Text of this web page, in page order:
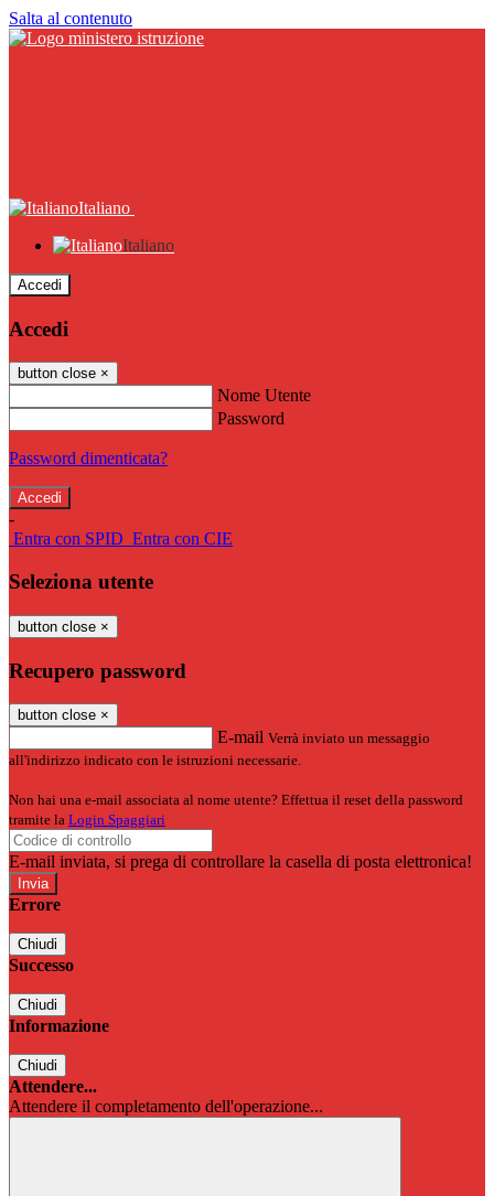
Salta al contenuto
Italiano
Italiano
Accedi
Accedi
button close ×
Nome Utente
Password
Password dimenticata?
-
Entra con SPID Entra con CIE
Seleziona utente
button close ×
Recupero password
button close ×
E-mail Verrà inviato un messaggio
all'indirizzo indicato con le istruzioni necessarie.
Non hai una e-mail associata al nome utente? Effettua il reset della password
tramite la Login Spaggiari
E-mail inviata, si prega di controllare la casella di posta elettronica!
Errore
Chiudi
Successo
Chiudi
Informazione
Chiudi
Attendere...
Attendere il completamento dell'operazione...